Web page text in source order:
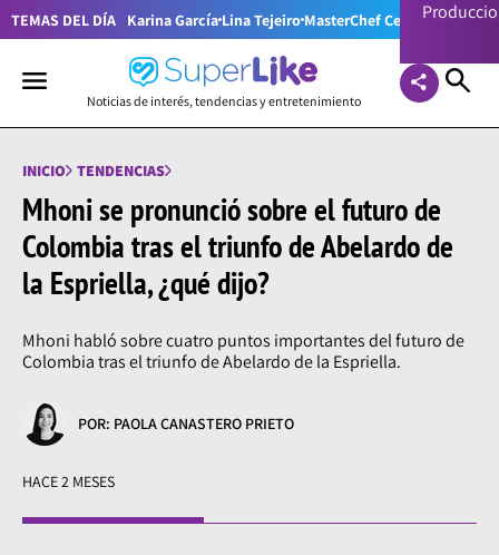
TEMAS DEL DÍA Karina García Lina Tejeiro MasterChef Celebrity
Noticias de interés, tendencias y entretenimiento
INICIO TENDENCIAS
Mhoni se pronunció sobre el futuro de
Colombia tras el triunfo de Abelardo de
la Espriella, ¿qué dijo?
Mhoni habló sobre cuatro puntos importantes del futuro de
Colombia tras el triunfo de Abelardo de la Espriella.
POR: PAOLA CANASTERO PRIETO
HACE 2 MESES